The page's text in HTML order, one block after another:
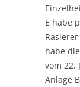
E habe
habe
vom 22.
Anlage